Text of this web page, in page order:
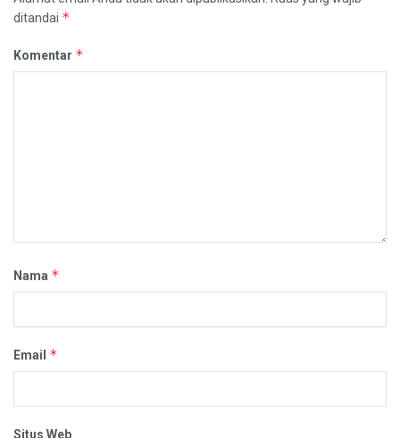
ditandai *
Komentar *
Nama *
Email *
Situs Web